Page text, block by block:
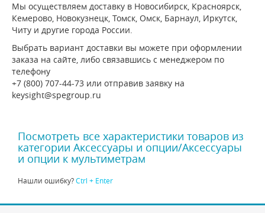
Мы осуществляем доставку в Новосибирск, Красноярск,
Кемерово, Новокузнецк, Томск, Омск, Барнаул, Иркутск,
Читу и другие города России.
Выбрать вариант доставки вы можете при оформлении
заказа на сайте, либо связавшись с менеджером по
телефону
+7 (800) 707-44-73 или отправив заявку на
keysight@spegroup.ru
Посмотреть все характеристики товаров из
категории Аксессуары и опции/Аксессуары
и опции к мультиметрам
Нашли ошибку?Ctrl + Enter